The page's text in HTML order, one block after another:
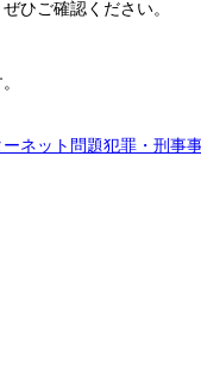
ひご確認ください。
ーネット問題犯罪・刑事